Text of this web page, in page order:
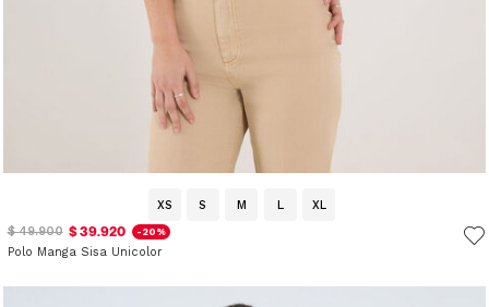
XS S M L
XL
$ 49.900 $ 39.920 -20%
Polo Manga Sisa Unicolor